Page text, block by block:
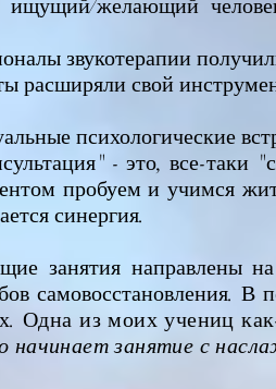
желающий
звукотерапии
расширяли свой
психологические
- это, все-таки
пробуем и учимся
синергия.
занятия направлены на
самовосстановления.
Одна из моих учениц
начинает занятие с